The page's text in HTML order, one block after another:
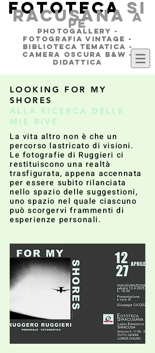
FOTOTECA SI
RACUSANAa
pe
PHOTOGALLERY -
FOTOGRAFIA VINTAGE -
BIBLIOTECA TEMATICA -
CAMERA OSCURA B&W -
DIDATTICA
LOOKING FOR MY
SHORES
ALLA RICERCA DELLE
MIE RIVE
La vita altro non è che un
percorso lastricato di visioni.
Le fotografie di Ruggieri ci
restituiscono una realtà
trasfigurata, appena accennata
per essere subito rilanciata
nello spazio delle suggestioni,
uno spazio nel quale ciascuno
può scorgervi frammenti di
esperienze personali.